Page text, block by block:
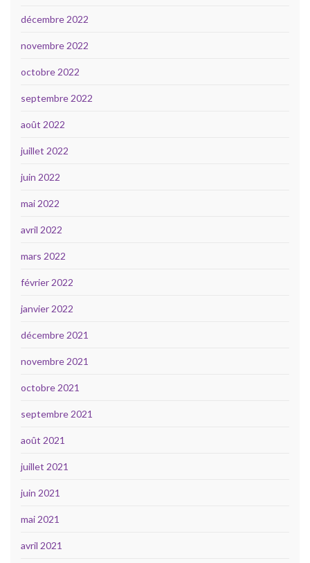
décembre 2022
novembre 2022
octobre 2022
septembre 2022
août 2022
juillet 2022
juin 2022
mai 2022
avril 2022
mars 2022
février 2022
janvier 2022
décembre 2021
novembre 2021
octobre 2021
septembre 2021
août 2021
juillet 2021
juin 2021
mai 2021
avril 2021